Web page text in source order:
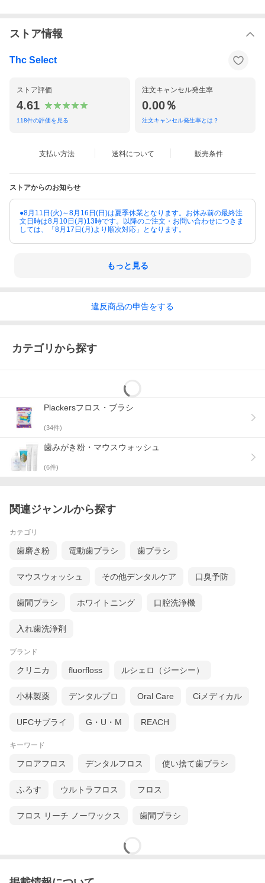
ストア情報
Thc Select
ストア評価
4.61
118件の評価を見る
注文キャンセル発生率
0.00％
注文キャンセル発生率とは？
支払い方法 送料について 販売条件
ストアからのお知らせ
●8月11日(火)～8月16日(日)は夏季休業となります。お休み前の最終注
文日時は8月10日(月)13時です。以降のご注文・お問い合わせにつきま
しては、「8月17日(月)より順次対応」となります。
もっと見る
違反商品の申告をする
カテゴリから探す
Plackersフロス・ブラシ
(34件)
歯みがき粉・マウスウォッシュ
(6件)
関連ジャンルから探す
カテゴリ
歯磨き粉 電動歯ブラシ 歯ブラシ
マウスウォッシュ その他デンタルケア 口臭予防
歯間ブラシ ホワイトニング 口腔洗浄機
入れ歯洗浄剤
ブランド
クリニカ fluorfloss ルシェロ（ジーシー）
小林製薬 デンタルプロ Oral Care Ciメディカル
UFCサプライ G・U・M REACH
キーワード
フロアフロス デンタルフロス 使い捨て歯ブラシ
ふろす ウルトラフロス フロス
フロス リーチ ノーワックス 歯間ブラシ